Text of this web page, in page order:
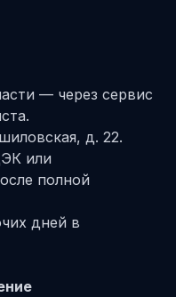
— через сервис
д. 22.
или
полной
дней в